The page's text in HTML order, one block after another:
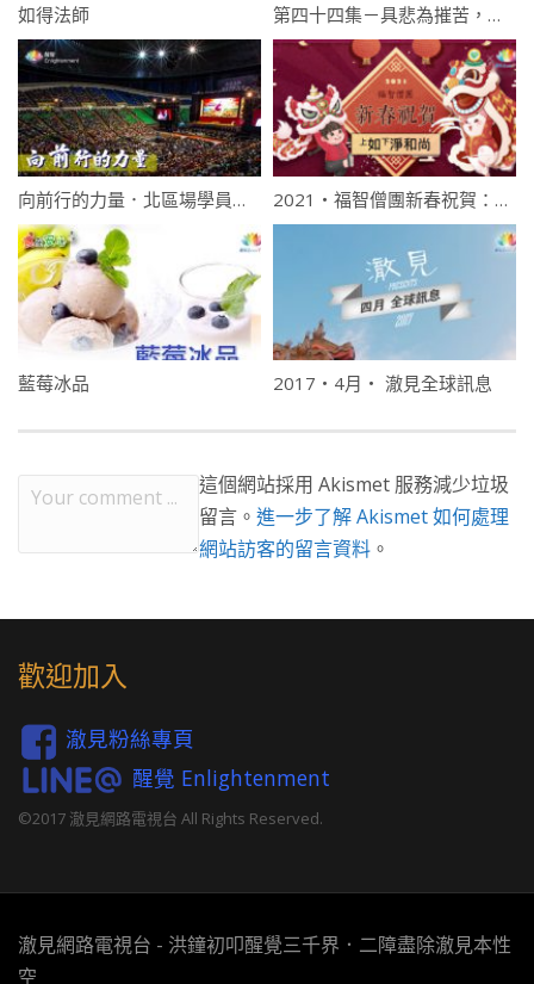
如得法師 第四十四集－具悲為摧苦，勤修諸方便的法稱論師
向前行的力量．北區場學員心得 2021・福智僧團新春祝賀：如淨和尚拜年
藍莓冰品 2017・4月・ 澈見全球訊息
這個網站採用 Akismet 服務減少垃圾
留言。 進一步了解 Akismet 如何處理
網站訪客的留言資料 。
歡迎加入
澈見粉絲專頁
醒覺 Enlightenment
©2017 澈見網路電視台 All Rights Reserved.
澈見網路電視台 - 洪鐘初叩醒覺三千界．二障盡除澈見本性
空